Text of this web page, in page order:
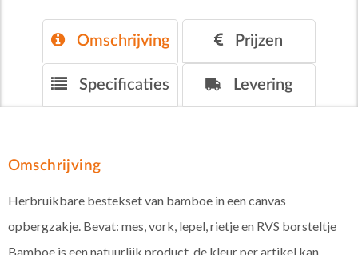
Omschrijving Prijzen
Specificaties Levering
Omschrijving
Herbruikbare bestekset van bamboe in een canvas
opbergzakje. Bevat: mes, vork, lepel, rietje en RVS borsteltje
Bamboe is een natuurlijk product, de kleur per artikel kan